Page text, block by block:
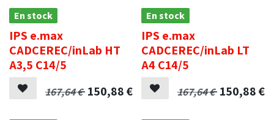
En stock
IPS e.max
CADCEREC/inLab HT
A3,5 C14/5
167,64€ 150,88€
En stock
IPS e.max
CADCEREC/inLab LT
A4 C14/5
167,64€ 150,88€